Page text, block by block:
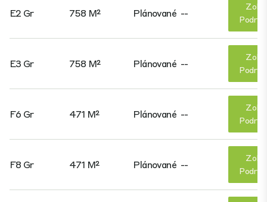
E2 Gr 758 M² Plánované --
E3 Gr 758 M² Plánované --
F6 Gr 471 M² Plánované --
F8 Gr 471 M² Plánované --